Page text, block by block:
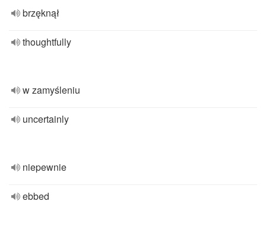
brzęknął
thoughtfully
w zamyśleniu
uncertainly
niepewnie
ebbed